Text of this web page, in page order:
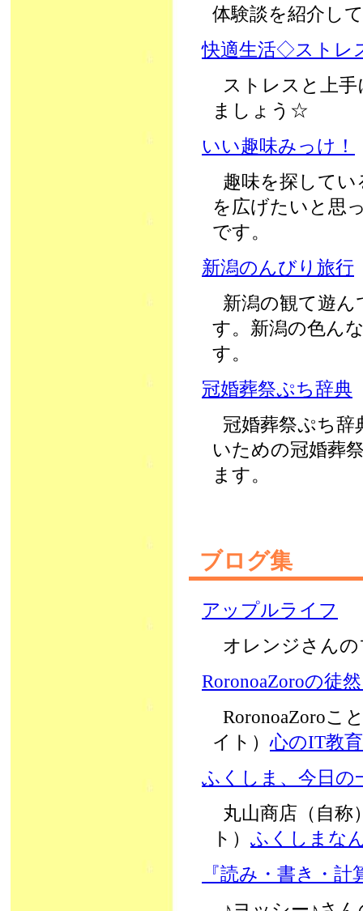
体験談を紹介し
快適生活◇ストレ
ストレスと上
ましょう☆
いい趣味みっけ！
趣味を探して
を広げたいと思
です。
新潟のんびり旅行
新潟の観て遊
す。新潟の色ん
す。
冠婚葬祭ぷち辞典
冠婚葬祭ぷち
いための冠婚葬
ます。
ブログ集
アップルライフ
オレンジさん
RoronoaZoroの徒
RoronoaZoroこ
イト）心のIT教
ふくしま、今日の
丸山商店（自
ト） ふくしまな
『読み・書き・